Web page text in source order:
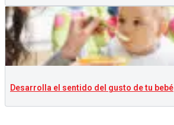
Desarrolla el sentido del gusto de tu bebé